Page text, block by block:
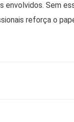
envolvidos. Sem
reforça o